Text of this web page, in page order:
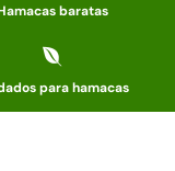
baratas
para hamacas